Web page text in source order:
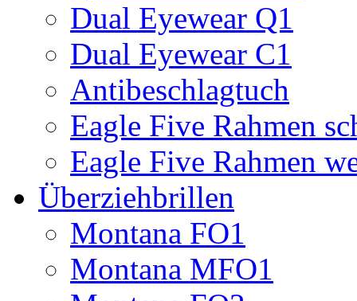
Dual Eyewear Q1
Dual Eyewear C1
Antibeschlagtuch
Eagle Five Rahmen
Eagle Five Rahmen
Überziehbrillen
Montana FO1
Montana MFO1